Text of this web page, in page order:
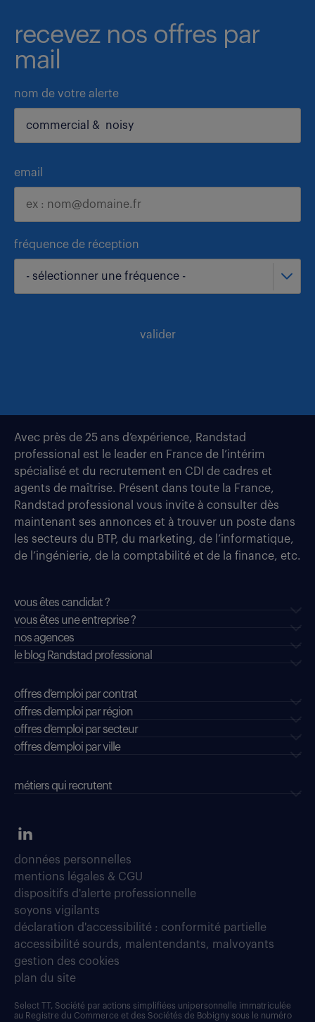
recevez nos offres par
mail
nom de votre alerte
email
fréquence de réception
- sélectionner une fréquence -
valider
Avec près de 25 ans d’expérience, Randstad
professional est le leader en France de l’intérim
spécialisé et du recrutement en CDI de cadres et
agents de maîtrise. Présent dans toute la France,
Randstad professional vous invite à consulter dès
maintenant ses annonces et à trouver un poste dans
les secteurs du BTP, du marketing, de l’informatique,
de l’ingénierie, de la comptabilité et de la finance, etc.
vous êtes candidat ?
vous êtes une entreprise ?
nos agences
le blog Randstad professional
offres d'emploi par contrat
offres d'emploi par région
offres d'emploi par secteur
offres d’emploi par ville
métiers qui recrutent
données personnelles
mentions légales & CGU
dispositifs d'alerte professionnelle
soyons vigilants
déclaration d'accessibilité : conformité partielle
accessibilité sourds, malentendants, malvoyants
gestion des cookies
plan du site
Select TT, Société par actions simplifiées unipersonnelle immatriculée
au Registre du Commerce et des Sociétés de Bobigny sous le numéro